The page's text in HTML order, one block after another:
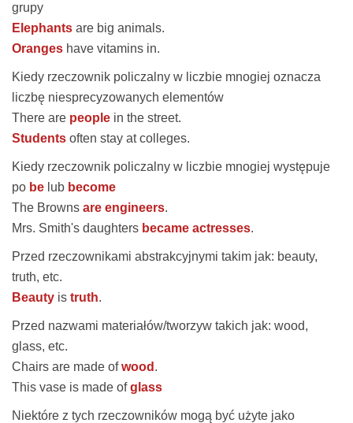
grupy
Elephants are big animals.
Oranges have vitamins in.
Kiedy rzeczownik policzalny w liczbie mnogiej oznacza
liczbę niesprecyzowanych elementów
There are people in the street.
Students often stay at colleges.
Kiedy rzeczownik policzalny w liczbie mnogiej występuje
po be lub become
The Browns are engineers.
Mrs. Smith's daughters became actresses.
Przed rzeczownikami abstrakcyjnymi takim jak: beauty,
truth, etc.
Beauty is truth.
Przed nazwami materiałów/tworzyw takich jak: wood,
glass, etc.
Chairs are made ofwood .
This vase is made ofglass
Niektóre z tych rzeczowników mogą być użyte jako